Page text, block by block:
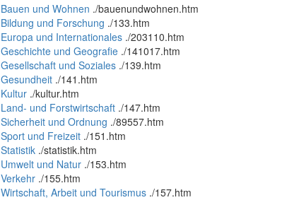
Bauen und Wohnen ./bauenundwohnen.htm
Bildung und Forschung ./133.htm
Europa und Internationales ./203110.htm
Geschichte und Geografie ./141017.htm
Gesellschaft und Soziales ./139.htm
Gesundheit ./141.htm
Kultur ./kultur.htm
Land- und Forstwirtschaft ./147.htm
Sicherheit und Ordnung ./89557.htm
Sport und Freizeit ./151.htm
Statistik ./statistik.htm
Umwelt und Natur ./153.htm
Verkehr ./155.htm
Wirtschaft, Arbeit und Tourismus ./157.htm